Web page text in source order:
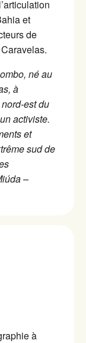
et
de
né au
à
est du
activiste.
et
sud de
–
à